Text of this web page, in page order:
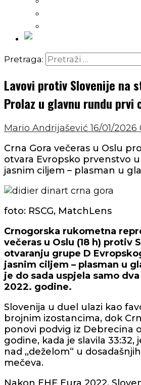
Pretraga:
Lavovi protiv Slovenije na
Prolaz u glavnu rundu prvi
Mario Andrijašević16/01/2026
Crna Gora večeras u Oslu
otvara Evropsko prvenstvo
jasnim ciljem – plasman u
foto: RSCG, MatchLens
Crnogorska rukometna
večeras u Oslu (18 h) protiv
otvaranju grupe D
jasnim ciljem – plasman u
je do sada uspjela samo
2022. godine.
Slovenija u duel ulazi kao
brojnim izostancima, dok
ponovi podvig iz Debrecina
godine, kada je slavila
nad „deželom“ u
mečeva.